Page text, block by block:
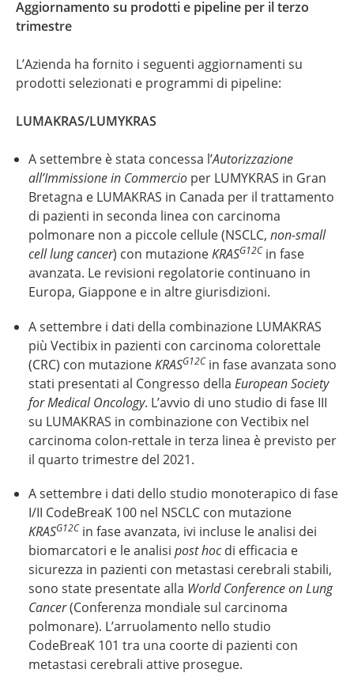
Aggiornamento su prodotti e pipeline per il terzo
trimestre
L’Azienda ha fornito i seguenti aggiornamenti su
prodotti selezionati e programmi di pipeline:
LUMAKRAS/LUMYKRAS
A settembre è stata concessa l’Autorizzazione
all’Immissione in Commercio per LUMYKRAS in Gran
Bretagna e LUMAKRAS in Canada per il trattamento
di pazienti in seconda linea con carcinoma
polmonare non a piccole cellule (NSCLC, non-small
cell lung cancer) con mutazioneKRASG12C in fase
avanzata. Le revisioni regolatorie continuano in
Europa, Giappone e in altre giurisdizioni.
A settembre i dati della combinazione LUMAKRAS
più Vectibix in pazienti con carcinoma colorettale
(CRC) con mutazioneKRASG12Cin fase avanzata sono
stati presentati al Congresso della European Society
for Medical Oncology. L’avvio di uno studio di fase III
su LUMAKRAS in combinazione con Vectibix nel
carcinoma colon-rettale in terza linea è previsto per
il quarto trimestre del 2021.
A settembre i dati dello studio monoterapico di fase
I/II CodeBreaK 100 nel NSCLC con mutazione
KRASG12Cin fase avanzata, ivi incluse le analisi dei
biomarcatori e le analisi post hocdi efficacia e
sicurezza in pazienti con metastasi cerebrali stabili,
sono state presentate alla World Conference on Lung
Cancer(Conferenza mondiale sul carcinoma
polmonare). L’arruolamento nello studio
CodeBreaK 101 tra una coorte di pazienti con
metastasi cerebrali attive prosegue.